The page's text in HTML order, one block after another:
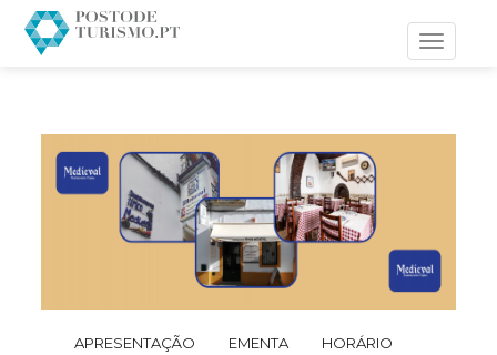
Toggle
APRESENTAÇÃO EMENTA HORÁRIO